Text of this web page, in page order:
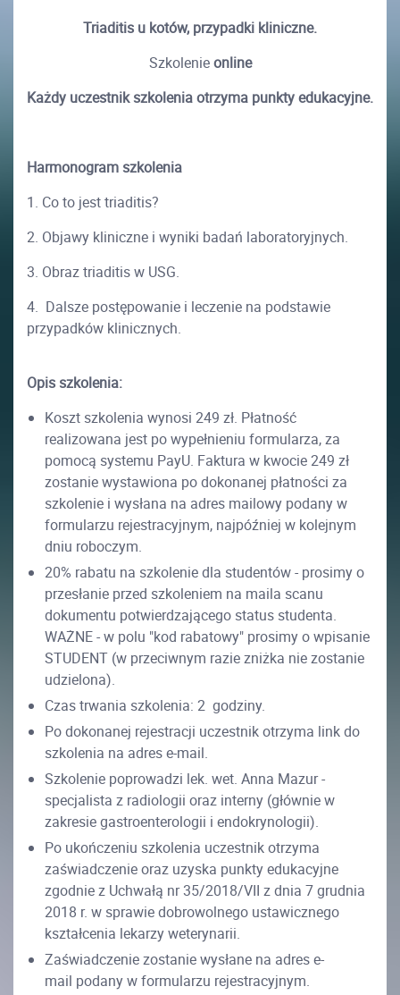
Triaditis u kotów, przypadki kliniczne.
Szkolenieonline
Każdy uczestnik szkolenia otrzyma punkty edukacyjne.
Harmonogram szkolenia
1. Co to jest triaditis?
2. Objawy kliniczne i wyniki badań laboratoryjnych.
3. Obraz triaditis w USG.
4. Dalsze postępowanie i leczenie na podstawie
przypadków klinicznych.
Opis szkolenia:
Koszt szkolenia wynosi 249 zł. Płatność
realizowana jest po wypełnieniu formularza, za
pomocą systemu PayU. Faktura w kwocie 249 zł
zostanie wystawiona po dokonanej płatności za
szkolenie i wysłana na adres mailowy podany w
formularzu rejestracyjnym, najpóźniej w kolejnym
dniu roboczym.
20% rabatu na szkolenie dla studentów - prosimy o
przesłanie przed szkoleniem na maila scanu
dokumentu potwierdzającego status studenta.
WAŻNE - w polu "kod rabatowy" prosimy o wpisanie
STUDENT (w przeciwnym razie zniżka nie zostanie
udzielona).
Czas trwania szkolenia: 2 godziny.
Po dokonanej rejestracji uczestnik otrzyma link do
szkolenia na adres e-mail.
Szkolenie poprowadzi lek. wet. Anna Mazur -
specjalista z radiologii oraz interny (głównie w
zakresie gastroenterologii i endokrynologii).
Po ukończeniu szkolenia uczestnik otrzyma
zaświadczenie oraz uzyska punkty edukacyjne
zgodnie z Uchwałą nr 35/2018/VII z dnia 7 grudnia
2018 r. w sprawie dobrowolnego ustawicznego
kształcenia lekarzy weterynarii.
Zaświadczenie zostanie wysłane na adres e-
mail podany w formularzu rejestracyjnym.